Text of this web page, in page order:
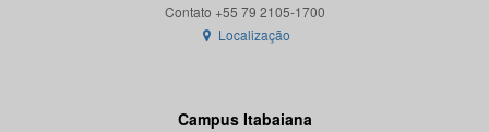
Localização
Campus Itabaiana